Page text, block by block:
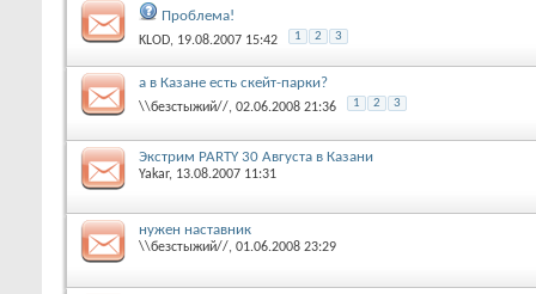
Проблема!
KLOD‎, 19.08.2007 15:42 1 2 3
а в Казане есть скейт-парки?
\\безстыжий//‎, 02.06.2008 21:36 1 2 3
Экстрим PARTY 30 Августа в Казани
Yakar‎, 13.08.2007 11:31
нужен наставник
\\безстыжий//‎, 01.06.2008 23:29